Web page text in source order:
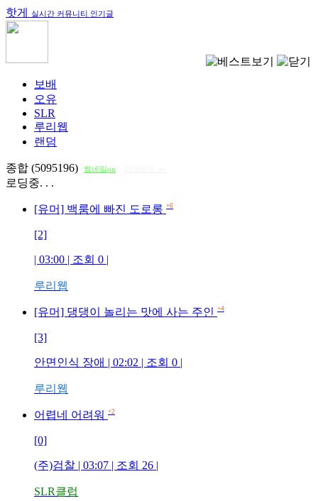
핫게 실시간 커뮤니티 인기글
보배
오유
SLR
루리웹
랜덤
종합 (5095196) 썸네일on
로딩중. . .
[유머] 백룸에 빠진 도로롱 +6
[2]
| 03:00 | 조회 0 |
루리웹
[유머] 댕댕이 놀리는 맛에 사는 주인 +4
[3]
안면인식 장애 | 02:02 | 조회 0 |
루리웹
어렵네 어려워 +2
[0]
(주)검찰 | 03:07 | 조회 26 |
SLR클럽